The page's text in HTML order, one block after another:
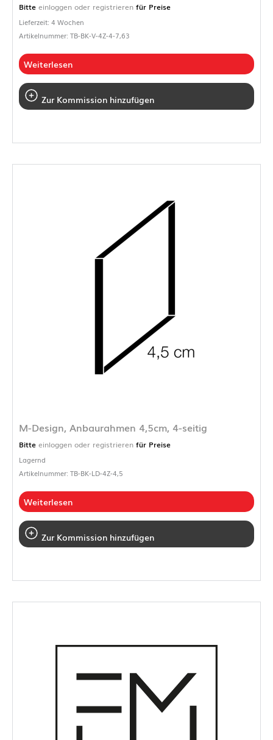
Bitte einloggen oder registrieren für Preise
Lieferzeit: 4 Wochen
Artikelnummer: TB-BK-V-4Z-4-7,63
Weiterlesen
Zur Kommission hinzufügen
M-Design, Anbaurahmen 4,5cm, 4-seitig
Bitte einloggen oder registrieren für Preise
Lagernd
Artikelnummer: TB-BK-LD-4Z-4,5
Weiterlesen
Zur Kommission hinzufügen